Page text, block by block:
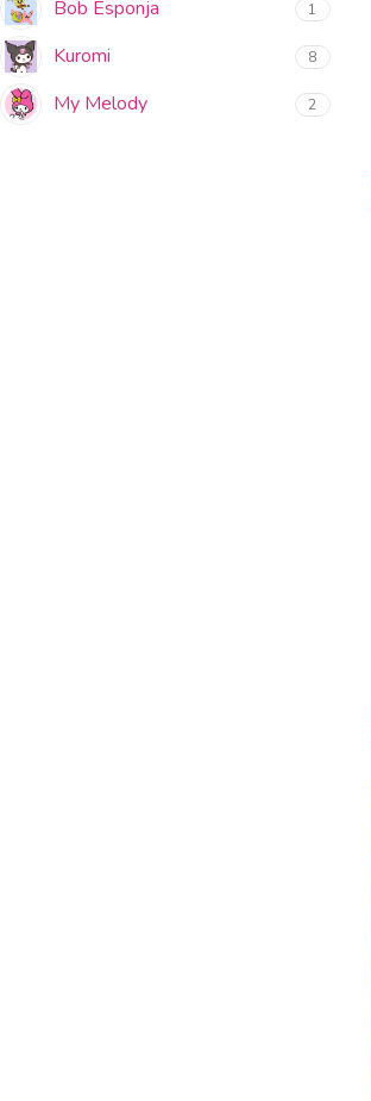
Bob Esponja 1
Kuromi 8
My Melody 2